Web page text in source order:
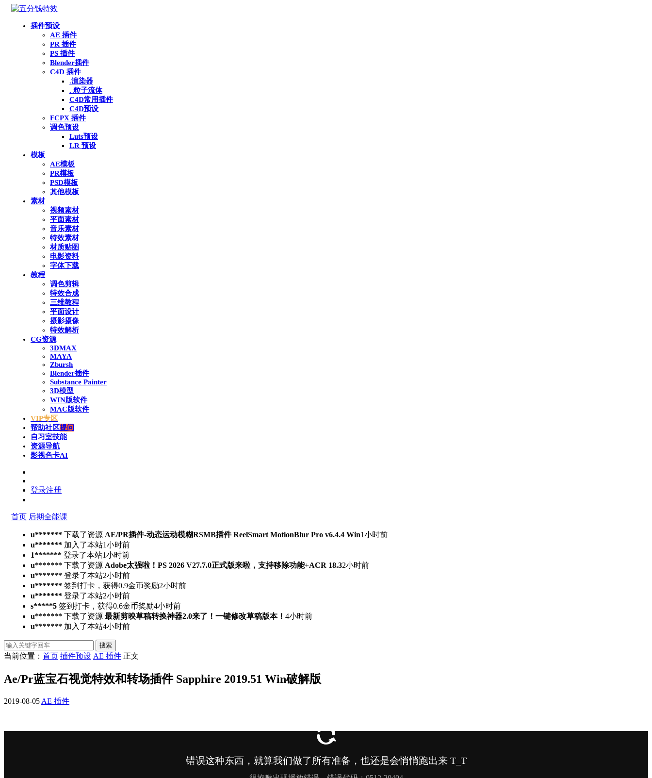
插件预设
AE 插件
PR 插件
PS 插件
Blender插件
C4D 插件
.渲染器
. 粒子流体
C4D常用插件
C4D预设
FCPX 插件
调色预设
Luts预设
LR 预设
模板
AE模板
PR模板
PSD模板
其他模板
素材
视频素材
平面素材
音乐素材
特效素材
材质贴图
电影资料
字体下载
教程
调色剪辑
特效合成
三维教程
平面设计
摄影摄像
特效解析
CG资源
3DMAX
MAYA
Zbursh
Blender插件
Substance Painter
3D模型
WIN版软件
MAC版软件
VIP专区
帮助社区提问
自习室技能
资源导航
影视色卡AI
登录注册
首页 后期全能课
u******* 下载了资源 AE/PR插件-动态运动模糊RSMB插件 ReelSmart MotionBlur Pro v6.4.4 Win1小时前
u******* 加入了本站1小时前
1******* 登录了本站1小时前
u******* 下载了资源 Adobe太强啦！PS 2026 V27.7.0正式版来啦，支持移除功能+ACR 18.32小时前
u******* 登录了本站2小时前
u******* 签到打卡，获得0.9金币奖励2小时前
u******* 登录了本站2小时前
s*****5 签到打卡，获得0.6金币奖励4小时前
u******* 下载了资源 最新剪映草稿转换神器2.0来了！一键修改草稿版本！ 4小时前
u******* 加入了本站4小时前
搜索
当前位置： 首页 插件预设 AE 插件 正文
Ae/Pr蓝宝石视觉特效和转场插件 Sapphire 2019.51 Win破解版
2019-08-05 AE 插件